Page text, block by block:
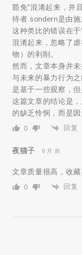
豁免”混淆起来，并
待者 sondern是由施
这种类比的错误在
混淆起来，忽略了
物）的剥削。
然而，文章本身并
与未来的暴力行为
是基于一些观察，
这篇文章的结论是
的缺乏怜悯，而是
0 回复
夜猫子 6 月 前
文章质量很高，收藏
0 回复